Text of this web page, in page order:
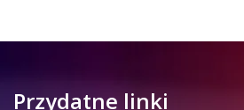
Przydatne linki